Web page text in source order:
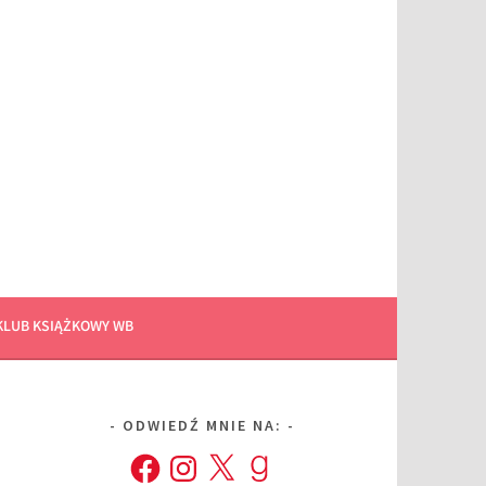
KSIĄŻKOWY WB
ODWIEDŹ MNIE NA:
FacebookInstagram
X Goodreads